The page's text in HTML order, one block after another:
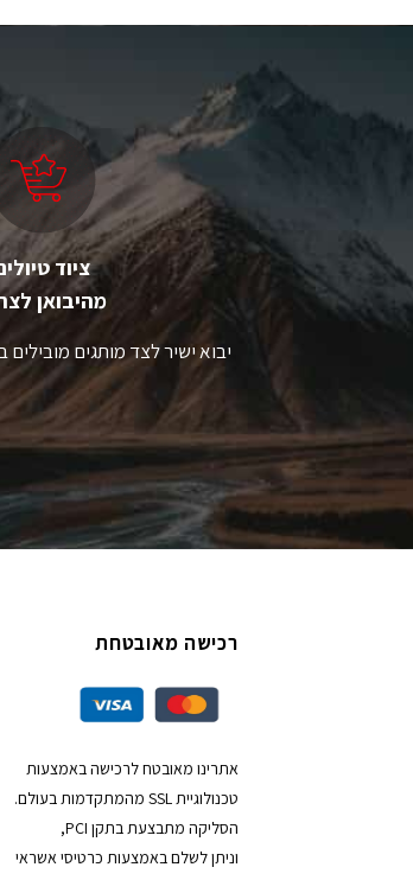
ניתן
לבחור
את
האפשרויות
בעמוד
המוצר
ציוד
מהיבואן
יבוא ישיר לצד מותגים
רכישה מאובטחת
אתרינו מאובטח לרכישה באמצעות
טכנולוגיית SSL מהמתקדמות בעולם.
הסליקה מתבצעת בתקן PCI,
וניתן לשלם באמצעות כרטיסי אשראי